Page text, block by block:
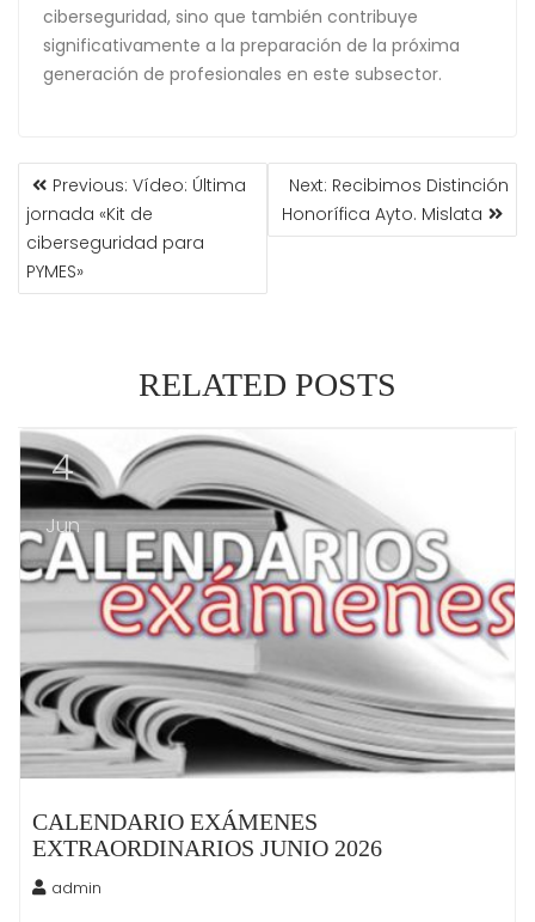
ciberseguridad, sino que también contribuye
significativamente a la preparación de la próxima
generación de profesionales en este subsector.
Previous: Vídeo: Última
jornada «Kit de
ciberseguridad para
PYMES»
Next: Recibimos Distinción
Honorífica Ayto. Mislata
RELATED POSTS
4
Jun
CALENDARIO EXÁMENES
EXTRAORDINARIOS JUNIO 2026
admin